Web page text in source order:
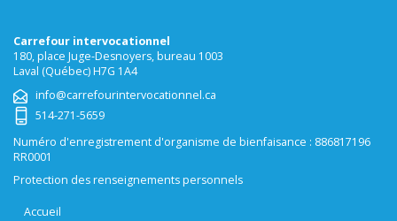
Carrefour intervocationnel
180, place Juge-Desnoyers, bureau 1003
Laval (Québec) H7G 1A4
info@carrefourintervocationnel.ca
514-271-5659
Numéro d'enregistrement d'organisme de bienfaisance : 886817196
RR0001
Protection des renseignements personnels
Accueil